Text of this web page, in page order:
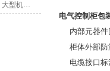
电气控制柜包
内部元器
柜体外部
电缆接口
2026 佛山厂房搬家公司联系电话 大型机器设备吊装搬迁收费标准，避坑指南详解